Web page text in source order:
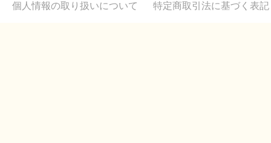
個人情報の取り扱いについて 特定商取引法に基づく表記